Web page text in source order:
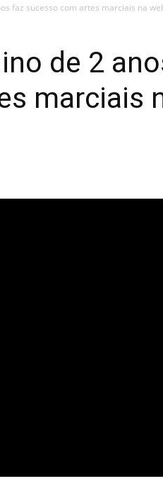
faz sucesso com artes marciais na
de 2
marciais